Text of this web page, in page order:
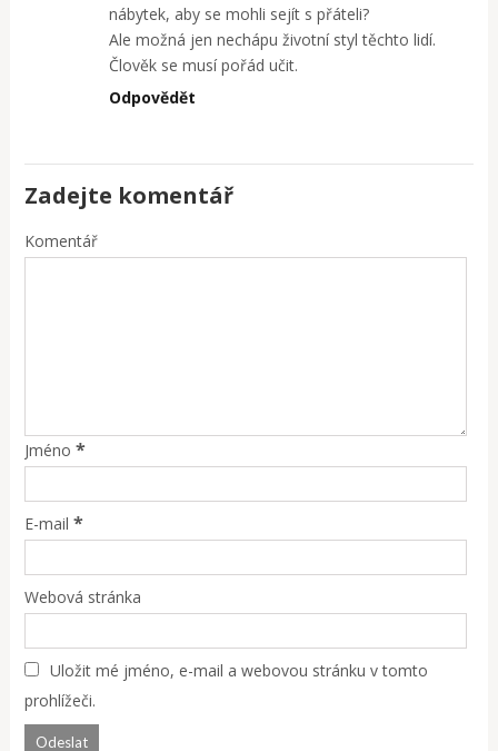
nábytek, aby se mohli sejít s přáteli?
Ale možná jen nechápu životní styl těchto lidí.
Člověk se musí pořád učit.
Odpovědět
Zadejte komentář
Komentář
Jméno *
E-mail *
Webová stránka
Uložit mé jméno, e-mail a webovou stránku v tomto
prohlížeči.